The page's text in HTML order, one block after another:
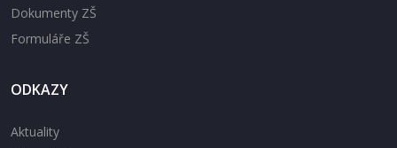
Dokumenty ZŠ
Formuláře ZŠ
ODKAZY
Aktuality